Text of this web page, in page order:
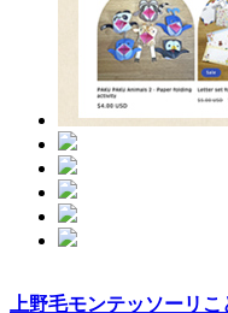
上野毛モンテッソーリ